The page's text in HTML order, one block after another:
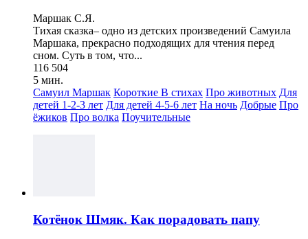
Маршак С.Я.
Тихая сказка– одно из детских произведений Самуила
Маршака, прекрасно подходящих для чтения перед
сном. Суть в том, что...
116 504
5 мин.
Самуил Маршак Короткие В стихах Про животных Для
детей 1-2-3 лет Для детей 4-5-6 лет На ночь Добрые Про
ёжиков Про волка Поучительные
Котёнок Шмяк. Как порадовать папу